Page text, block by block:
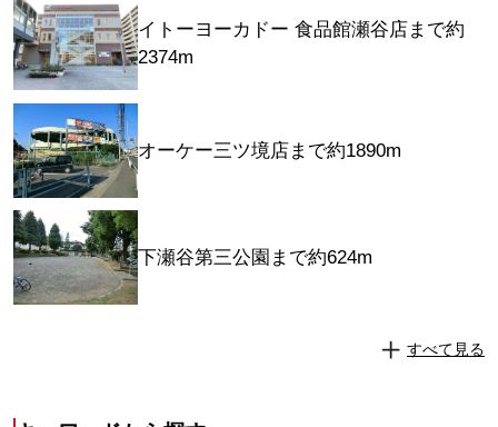
イトーヨーカドー 食品館瀬谷店まで約
2374m
オーケー三ツ境店まで約1890m
下瀬谷第三公園まで約624m
すべて見る